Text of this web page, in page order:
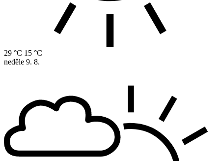
29 °C 15 °C
neděle 9. 8.